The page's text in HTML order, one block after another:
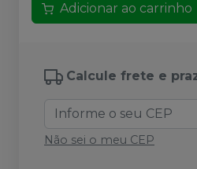
Adicionar ao carrinho
Calcule frete e
Não sei o meu CEP